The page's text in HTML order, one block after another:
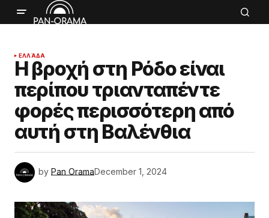
ΕΛΛΆΔΑ
Η βροχή στη Ρόδο είναι
περίπου τριανταπέντε
φορές περισσότερη από
αυτή στη Βαλένθια
by Pan OramaDecember 1, 2024